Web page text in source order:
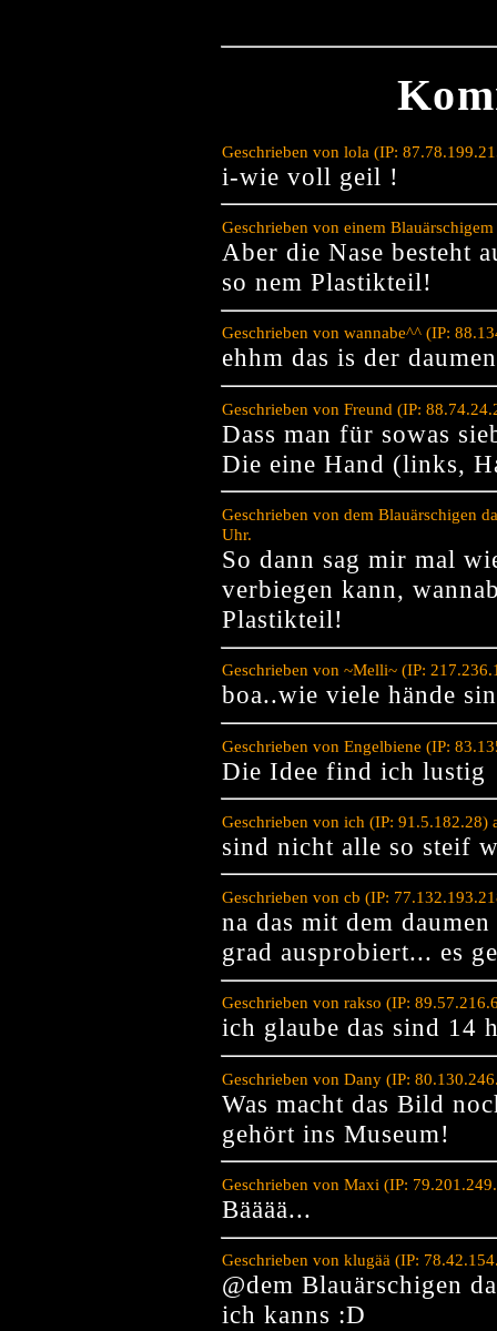
Geschrieben von lola (IP:
i-wie voll geil !
Geschrieben von einem
Aber die Nase besteht
so nem Plastikteil!
Geschrieben von wannabe^^ (IP:
ehhm das is der
Geschrieben von Freund (IP:
Dass man für sowas
Die eine Hand (links,
Geschrieben von dem Blauärschigen
Uhr.
So dann sag mir mal
verbiegen kann,
Plastikteil!
Geschrieben von ~Melli~ (IP:
boa..wie viele hände
Geschrieben von Engelbiene (IP:
Die Idee find ich lustig
Geschrieben von ich (IP: 91.5.182.28)
sind nicht alle so steif
Geschrieben von cb (IP:
na das mit dem
grad ausprobiert... es
Geschrieben von rakso (IP:
ich glaube das sind 14
Geschrieben von Dany (IP:
Was macht das Bild
gehört ins Museum!
Geschrieben von Maxi (IP:
Bääää...
Geschrieben von klugää (IP:
@dem Blauärschigen
ich kanns :D